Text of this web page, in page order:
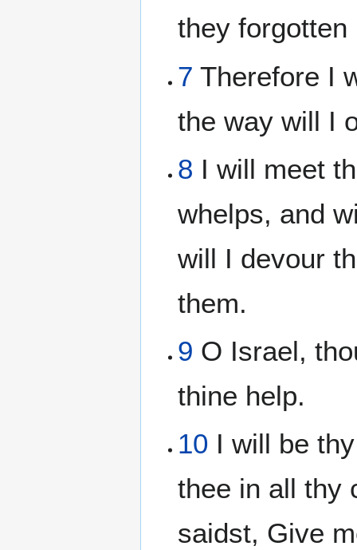
they forgotten
7 Therefore I
the way will I
8 I will meet
whelps, and
will I devour
them.
9 O Israel,
thine help.
10 I will be
thee in all thy
saidst, Give